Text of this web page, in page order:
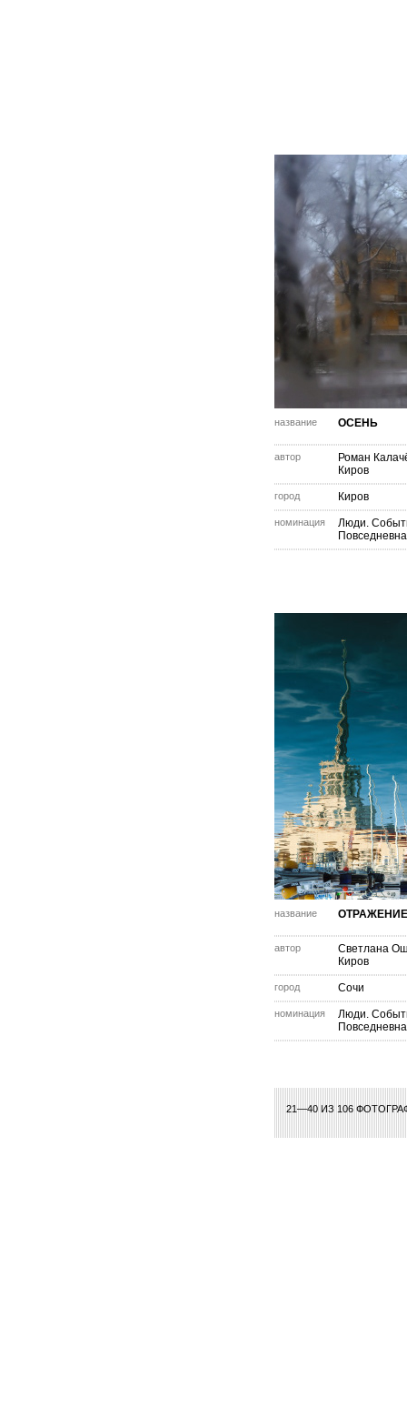
название ОСЕНЬ
автор
Роман
Киров
город Киров
номинация
Люди.
название
автор
Светлана
Киров
город Сочи
номинация
Люди.
21—40 ИЗ 106